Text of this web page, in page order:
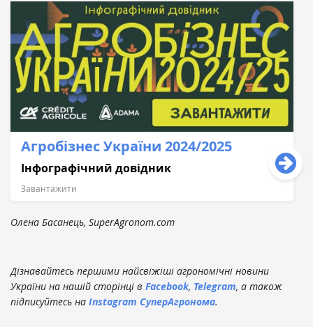
Агробізнес України 2024/2025
Інфографічний довідник
Завантажити
Олена Басанець, SuperAgronom.com
Дізнавайтесь першими найсвіжіші агрономічні новини
України на нашій сторінці в Facebook, Telegram, а також
підписуйтесь на Instagram СуперАгронома.